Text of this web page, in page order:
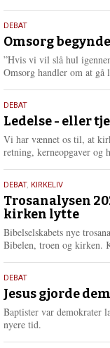
9.
juli
2026
DEBAT
Omsorg
”Hvis vi vil slå hul
Omsorg handler om at
10.
juni
2026
DEBAT
Ledelse - eller
Vi har vænnet os til, at
retning, kerneopgaver og
2.
juni
2026
DEBAT, KIRKELIV
Trosanalysen
kirken lytte
Bibelselskabets nye
Bibelen, troen og kirken.
18.
maj
2026
DEBAT
Jesus gjorde
Baptister var demokrater
nyere tid.